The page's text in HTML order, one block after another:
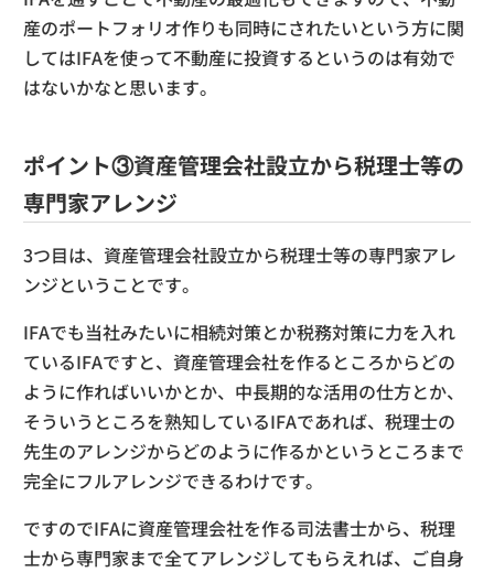
産のポートフォリオ作りも同時にされたいという方に関
してはIFAを使って不動産に投資するというのは有効で
はないかなと思います。
ポイント③資産管理会社設立から税理士等の
専門家アレンジ
3つ目は、資産管理会社設立から税理士等の専門家アレ
ンジということです。
IFAでも当社みたいに相続対策とか税務対策に力を入れ
ているIFAですと、資産管理会社を作るところからどの
ように作ればいいかとか、中長期的な活用の仕方とか、
そういうところを熟知しているIFAであれば、税理士の
先生のアレンジからどのように作るかというところまで
完全にフルアレンジできるわけです。
ですのでIFAに資産管理会社を作る司法書士から、税理
士から専門家まで全てアレンジしてもらえれば、ご自身